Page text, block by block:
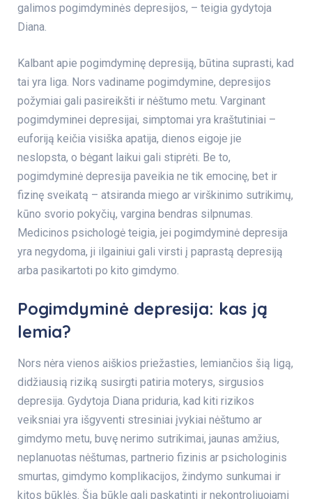
galimos pogimdyminės depresijos, – teigia gydytoja
Diana.
Kalbant apie pogimdyminę depresiją, būtina suprasti, kad
tai yra liga. Nors vadiname pogimdymine, depresijos
požymiai gali pasireikšti ir nėštumo metu. Varginant
pogimdyminei depresijai, simptomai yra kraštutiniai –
euforiją keičia visiška apatija, dienos eigoje jie
neslopsta, o bėgant laikui gali stiprėti. Be to,
pogimdyminė depresija paveikia ne tik emocinę, bet ir
fizinę sveikatą – atsiranda miego ar virškinimo sutrikimų,
kūno svorio pokyčių, vargina bendras silpnumas.
Medicinos psichologė teigia, jei pogimdyminė depresija
yra negydoma, ji ilgainiui gali virsti į paprastą depresiją
arba pasikartoti po kito gimdymo.
Pogimdyminė depresija: kas ją
lemia?
Nors nėra vienos aiškios priežasties, lemiančios šią ligą,
didžiausią riziką susirgti patiria moterys, sirgusios
depresija. Gydytoja Diana priduria, kad kiti rizikos
veiksniai yra išgyventi stresiniai įvykiai nėštumo ar
gimdymo metu, buvę nerimo sutrikimai, jaunas amžius,
neplanuotas nėštumas, partnerio fizinis ar psichologinis
smurtas, gimdymo komplikacijos, žindymo sunkumai ir
kitos būklės. Šią būklę gali paskatinti ir nekontroliuojami